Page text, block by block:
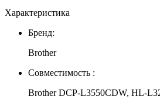
Характеристика
Бренд:
Brother
Совместимость :
Brother DCP-L3550CDW, HL-